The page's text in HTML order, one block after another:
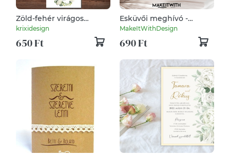
Zöld-fehér virágos
esküvői meghívó
krixidesign
650 Ft
Esküvői meghívó -
Elegáns, Rusztikus
Vintage Rózsákkal
MakeItWithDesign
690 Ft